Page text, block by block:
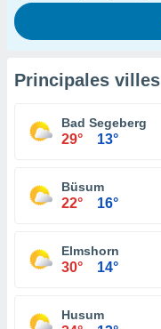
Principales villes
Bad Segeberg
29° 13°
Büsum
22° 16°
Elmshorn
30° 14°
Husum